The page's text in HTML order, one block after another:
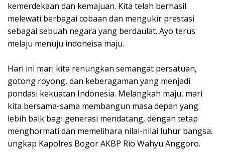
kemerdekaan dan kemajuan. Kita telah berhasil
melewati berbagai cobaan dan mengukir prestasi
sebagai sebuah negara yang berdaulat. Ayo terus
melaju menuju indoneisa maju.
Hari ini mari kita renungkan semangat persatuan,
gotong royong, dan keberagaman yang menjadi
pondasi kekuatan Indonesia. Melangkah maju, mari
kita bersama-sama membangun masa depan yang
lebih baik bagi generasi mendatang, dengan tetap
menghormati dan memelihara nilai-nilai luhur bangsa.
ungkap Kapolres Bogor AKBP Rio Wahyu Anggoro.